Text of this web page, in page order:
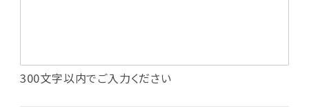
・投稿したクチコミ情報、写真の本サービスへの
300文字以内でご入力ください